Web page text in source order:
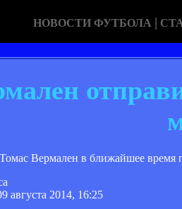
НОВОСТИ ФУТБОЛА |
Вермален в ближайшее время
августа 2014, 16:25